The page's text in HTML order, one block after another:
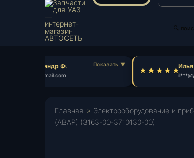
товаров
🔍
Александр Ф.
al***@gmail.com
Илья
Главная » Электрооборудование и
(АВАР) (3163-00-3710130-00)